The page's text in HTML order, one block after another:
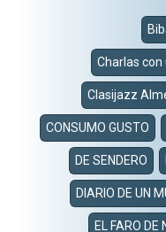
Charlas
Clasijazz
CONSUMO GUSTO
DE SENDERO
DIARIO DE UN
EL FARO DE